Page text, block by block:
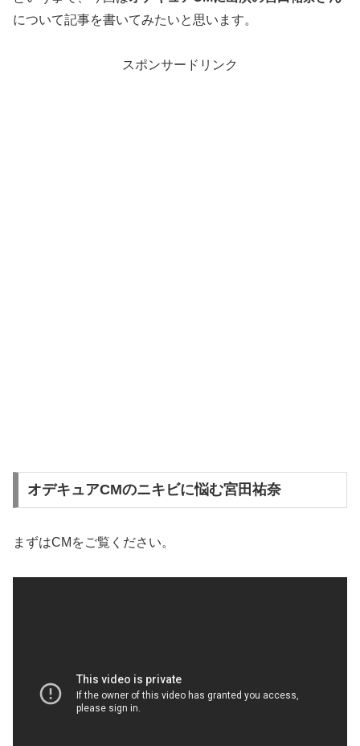
について記事を書いてみたいと思います。
スポンサードリンク
オデキュアCMのニキビに悩む宮田祐奈
まずはCMをご覧ください。